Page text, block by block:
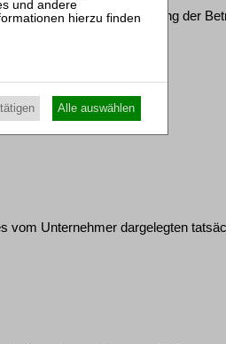
erneuter Fälligstellung der
vom Unternehmer dargelegten
Alle auswählen